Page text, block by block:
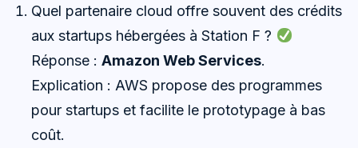
Quel partenaire cloud offre souvent des crédits
aux startups hébergées à Station F ?
Réponse :Amazon Web Services.
Explication : AWS propose des programmes
pour startups et facilite le prototypage à bas
coût.